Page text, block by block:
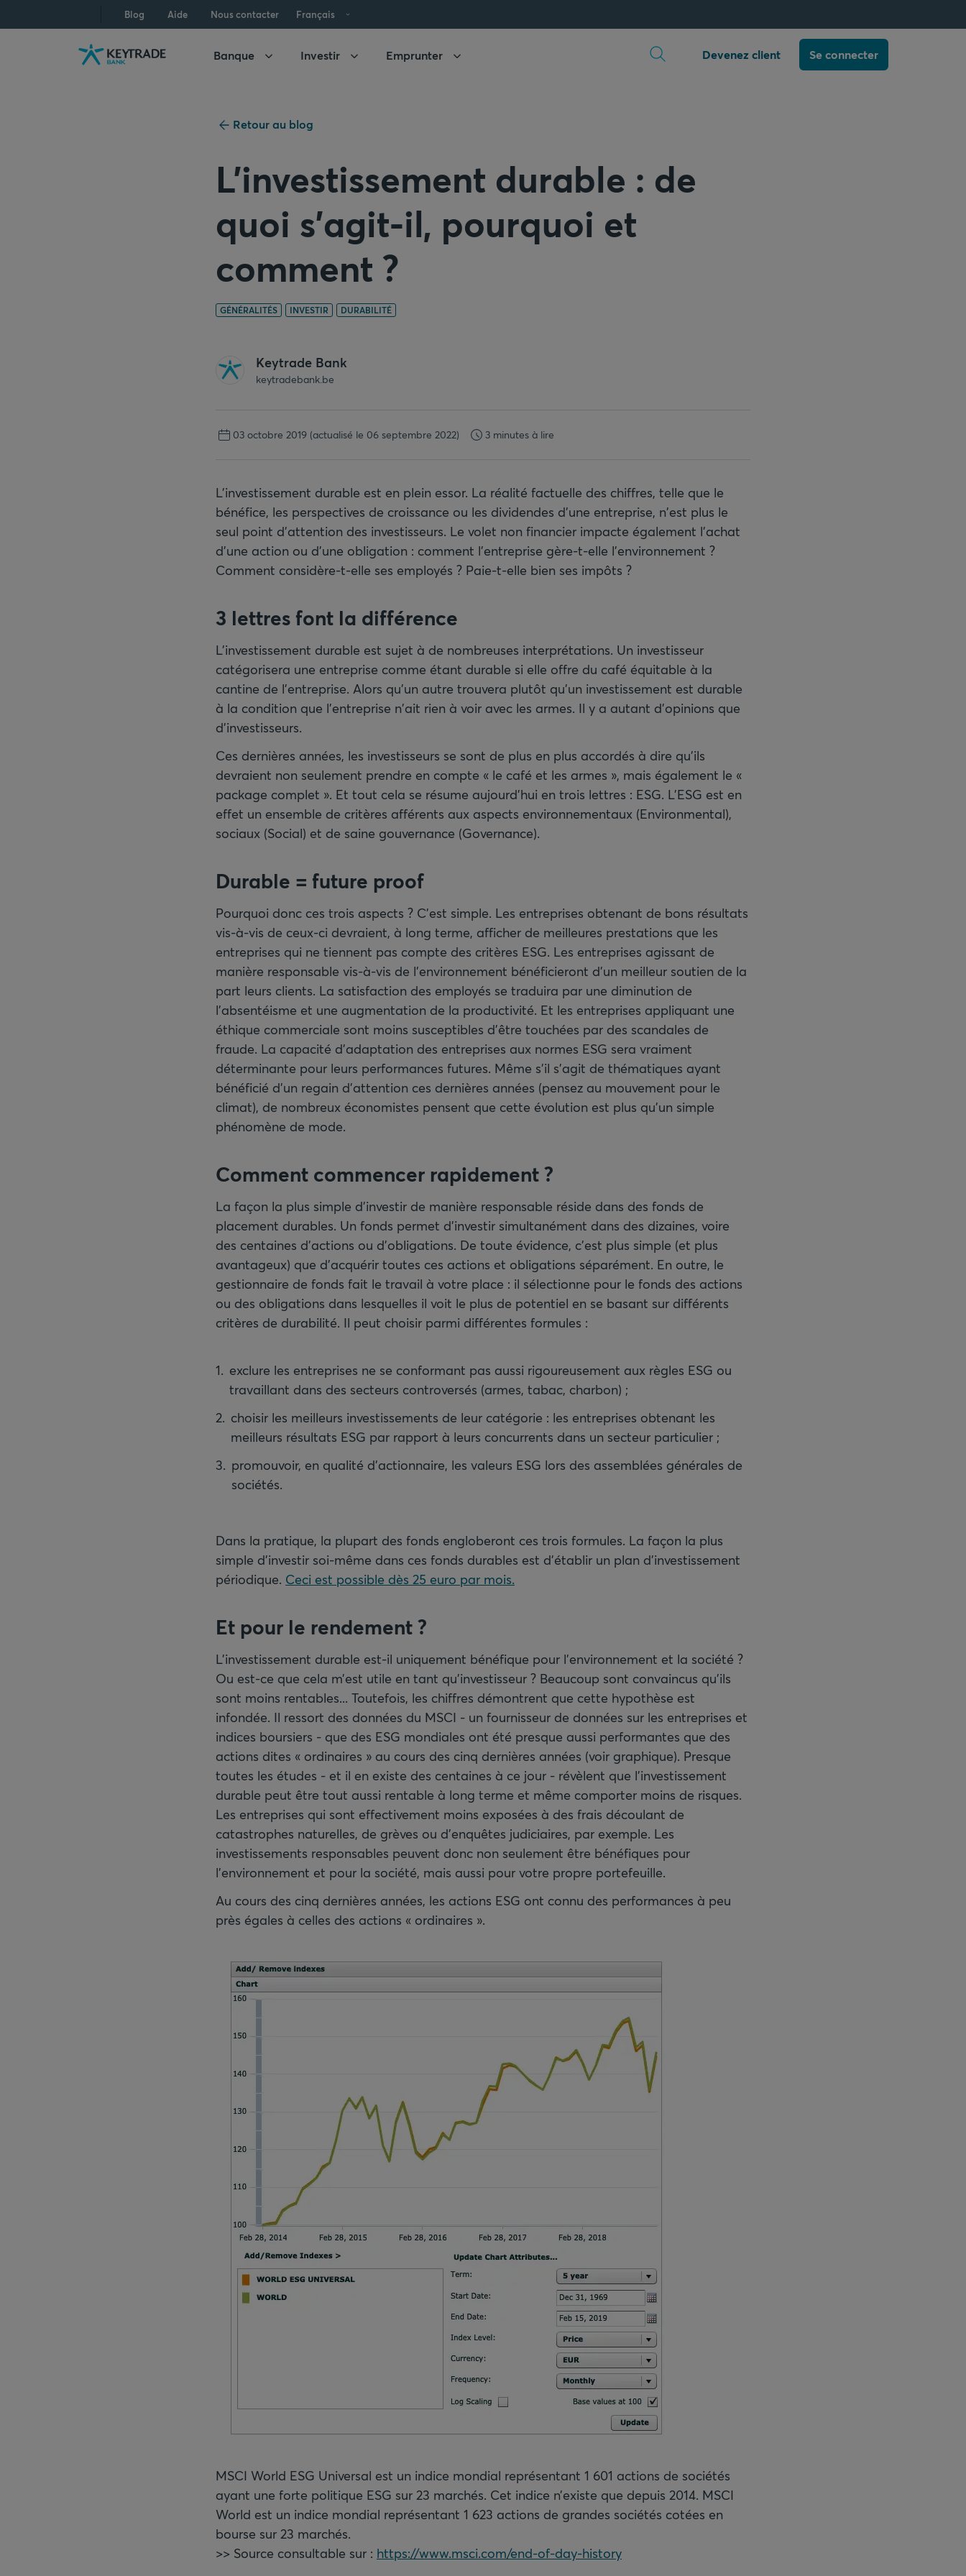
à
à
au
Blog Aide Nous contacter Français
Banque Investir Emprunter Devenez client Se connecter
Retour au blog
L’investissement durable : de
quoi s'agit-il, pourquoi et
comment ?
GÉNÉRALITÉS INVESTIR DURABILITÉ
Keytrade Bank
keytradebank.be
03 octobre 2019 (actualisé le 06 septembre 2022) 3 minutes à lire
L’investissement durable est en plein essor. La réalité factuelle des chiffres, telle que le
bénéfice, les perspectives de croissance ou les dividendes d'une entreprise, n'est plus le
seul point d'attention des investisseurs. Le volet non financier impacte également l'achat
d'une action ou d'une obligation : comment l'entreprise gère-t-elle l'environnement ?
Comment considère-t-elle ses employés ? Paie-t-elle bien ses impôts ?
3 lettres font la différence
L’investissement durable est sujet à de nombreuses interprétations. Un investisseur
catégorisera une entreprise comme étant durable si elle offre du café équitable à la
cantine de l'entreprise. Alors qu’un autre trouvera plutôt qu'un investissement est durable
à la condition que l'entreprise n'ait rien à voir avec les armes. Il y a autant d'opinions que
d'investisseurs.
Ces dernières années, les investisseurs se sont de plus en plus accordés à dire qu'ils
devraient non seulement prendre en compte « le café et les armes », mais également le «
package complet ». Et tout cela se résume aujourd'hui en trois lettres : ESG. L’ESG est en
effet un ensemble de critères afférents aux aspects environnementaux (Environmental),
sociaux (Social) et de saine gouvernance (Governance).
Durable = future proof
Pourquoi donc ces trois aspects ? C’est simple. Les entreprises obtenant de bons résultats
vis-à-vis de ceux-ci devraient, à long terme, afficher de meilleures prestations que les
entreprises qui ne tiennent pas compte des critères ESG. Les entreprises agissant de
manière responsable vis-à-vis de l'environnement bénéficieront d’un meilleur soutien de la
part leurs clients. La satisfaction des employés se traduira par une diminution de
l’absentéisme et une augmentation de la productivité. Et les entreprises appliquant une
éthique commerciale sont moins susceptibles d'être touchées par des scandales de
fraude. La capacité d’adaptation des entreprises aux normes ESG sera vraiment
déterminante pour leurs performances futures. Même s'il s'agit de thématiques ayant
bénéficié d'un regain d'attention ces dernières années (pensez au mouvement pour le
climat), de nombreux économistes pensent que cette évolution est plus qu’un simple
phénomène de mode.
Comment commencer rapidement ?
La façon la plus simple d’investir de manière responsable réside dans des fonds de
placement durables. Un fonds permet d’investir simultanément dans des dizaines, voire
des centaines d’actions ou d’obligations. De toute évidence, c'est plus simple (et plus
avantageux) que d’acquérir toutes ces actions et obligations séparément. En outre, le
gestionnaire de fonds fait le travail à votre place : il sélectionne pour le fonds des actions
ou des obligations dans lesquelles il voit le plus de potentiel en se basant sur différents
critères de durabilité. Il peut choisir parmi différentes formules :
exclure les entreprises ne se conformant pas aussi rigoureusement aux règles ESG ou
travaillant dans des secteurs controversés (armes, tabac, charbon) ;
choisir les meilleurs investissements de leur catégorie : les entreprises obtenant les
meilleurs résultats ESG par rapport à leurs concurrents dans un secteur particulier ;
promouvoir, en qualité d'actionnaire, les valeurs ESG lors des assemblées générales de
sociétés.
Dans la pratique, la plupart des fonds engloberont ces trois formules. La façon la plus
simple d'investir soi-même dans ces fonds durables est d'établir un plan d’investissement
périodique. Ceci est possible dès 25 euro par mois.
Et pour le rendement ?
L'investissement durable est-il uniquement bénéfique pour l'environnement et la société ?
Ou est-ce que cela m’est utile en tant qu’investisseur ? Beaucoup sont convaincus qu'ils
sont moins rentables... Toutefois, les chiffres démontrent que cette hypothèse est
infondée. Il ressort des données du MSCI - un fournisseur de données sur les entreprises et
indices boursiers - que des ESG mondiales ont été presque aussi performantes que des
actions dites « ordinaires » au cours des cinq dernières années (voir graphique). Presque
toutes les études - et il en existe des centaines à ce jour - révèlent que l’investissement
durable peut être tout aussi rentable à long terme et même comporter moins de risques.
Les entreprises qui sont effectivement moins exposées à des frais découlant de
catastrophes naturelles, de grèves ou d'enquêtes judiciaires, par exemple. Les
investissements responsables peuvent donc non seulement être bénéfiques pour
l'environnement et pour la société, mais aussi pour votre propre portefeuille.
Au cours des cinq dernières années, les actions ESG ont connu des performances à peu
près égales à celles des actions « ordinaires ».
MSCI World ESG Universal est un indice mondial représentant 1 601 actions de sociétés
ayant une forte politique ESG sur 23 marchés. Cet indice n’existe que depuis 2014. MSCI
World est un indice mondial représentant 1 623 actions de grandes sociétés cotées en
bourse sur 23 marchés.
>> Source consultable sur : https://www.msci.com/end-of-day-history